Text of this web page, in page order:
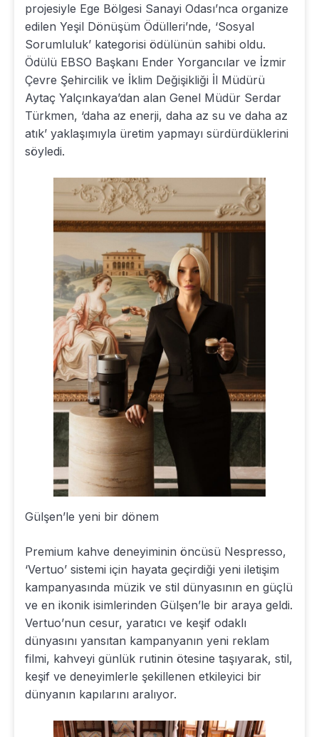
projesiyle Ege Bölgesi Sanayi Odası’nca organize
edilen Yeşil Dönüşüm Ödülleri’nde, ‘Sosyal
Sorumluluk’ kategorisi ödülünün sahibi oldu.
Ödülü EBSO Başkanı Ender Yorgancılar ve İzmir
Çevre Şehircilik ve İklim Değişikliği İl Müdürü
Aytaç Yalçınkaya’dan alan Genel Müdür Serdar
Türkmen, ‘daha az enerji, daha az su ve daha az
atık’ yaklaşımıyla üretim yapmayı sürdürdüklerini
söyledi.
Gülşen’le yeni bir dönem
Premium kahve deneyiminin öncüsü Nespresso,
‘Vertuo’ sistemi için hayata geçirdiği yeni iletişim
kampanyasında müzik ve stil dünyasının en güçlü
ve en ikonik isimlerinden Gülşen’le bir araya geldi.
Vertuo’nun cesur, yaratıcı ve keşif odaklı
dünyasını yansıtan kampanyanın yeni reklam
filmi, kahveyi günlük rutinin ötesine taşıyarak, stil,
keşif ve deneyimlerle şekillenen etkileyici bir
dünyanın kapılarını aralıyor.